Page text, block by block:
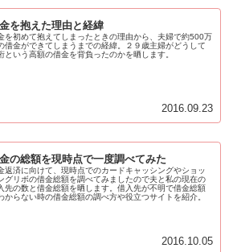
を抱えた理由と経緯
を初めて抱えてしまったときの理由から、夫婦で約500万
借金ができてしまうまでの経緯。２９歳主婦がどうして
という高額の借金を背負ったのかを晒します。
2016.09.23
の総額を現時点で一度調べてみた
返済に向けて、現時点でのカードキャッシングやショッ
グリボの借金総額を調べてみましたので夫と私の現在の
先の数と借金総額を晒します。借入先が不明で借金総額
からない時の借金総額の調べ方や役立つサイトを紹介。
2016.10.05